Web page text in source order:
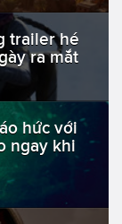
trailer hé
ra mắt
hức với
ngay khi